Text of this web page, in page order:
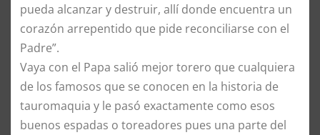
pueda alcanzar y destruir, allí donde encuentra un
corazón arrepentido que pide reconciliarse con el
Padre”.
Vaya con el Papa salió mejor torero que cualquiera
de los famosos que se conocen en la historia de
tauromaquia y le pasó exactamente como esos
buenos espadas o toreadores pues una parte del